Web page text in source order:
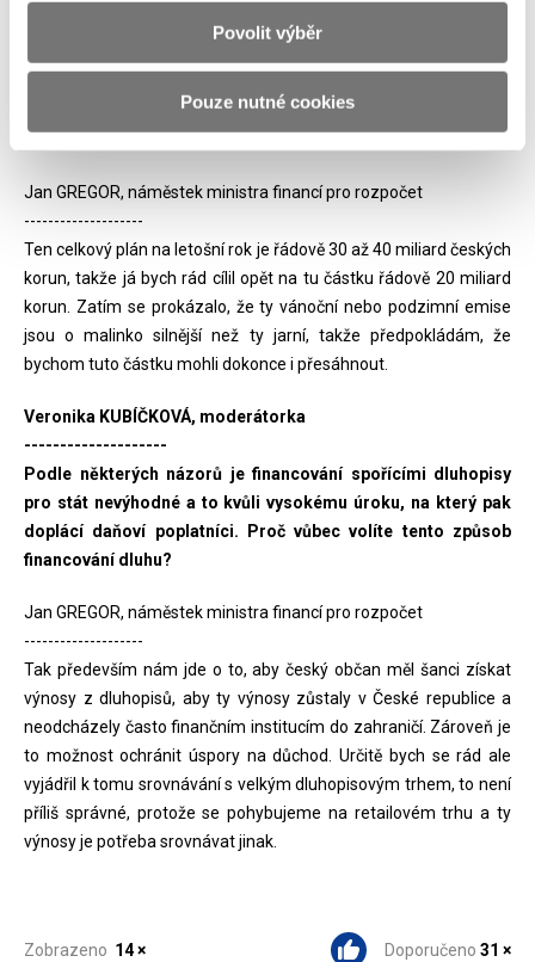
Povolit výběr
Pouze nutné cookies
pohybovala na řádu cirka 18 miliard korun.
A plánujete tu novou emisi, tu podzimní emisi v podobné výši?
Jan GREGOR, náměstek ministra financí pro rozpočet
--------------------
Ten celkový plán na letošní rok je řádově 30 až 40 miliard českých
korun, takže já bych rád cílil opět na tu částku řádově 20 miliard
korun. Zatím se prokázalo, že ty vánoční nebo podzimní emise
jsou o malinko silnější než ty jarní, takže předpokládám, že
bychom tuto částku mohli dokonce i přesáhnout.
Veronika KUBÍČKOVÁ, moderátorka
--------------------
Podle některých názorů je financování spořícími dluhopisy
pro stát nevýhodné a to kvůli vysokému úroku, na který pak
doplácí daňoví poplatníci. Proč vůbec volíte tento způsob
financování dluhu?
Jan GREGOR, náměstek ministra financí pro rozpočet
--------------------
Tak především nám jde o to, aby český občan měl šanci získat
výnosy z dluhopisů, aby ty výnosy zůstaly v České republice a
neodcházely často finančním institucím do zahraničí. Zároveň je
to možnost ochránit úspory na důchod. Určitě bych se rád ale
vyjádřil k tomu srovnávání s velkým dluhopisovým trhem, to není
příliš správné, protože se pohybujeme na retailovém trhu a ty
výnosy je potřeba srovnávat jinak.
Zobrazeno 14 × Doporučeno 31 ×